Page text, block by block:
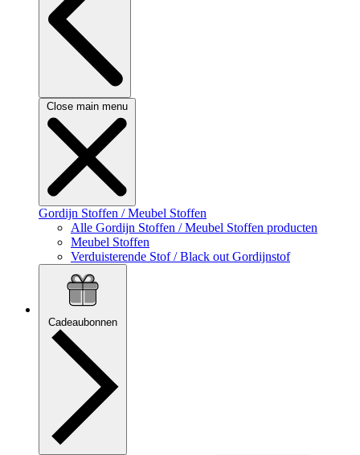
Close main menu
Gordijn Stoffen / Meubel Stoffen
Alle Gordijn Stoffen / Meubel Stoffen producten
Meubel Stoffen
Verduisterende Stof / Black out Gordijnstof
Cadeaubonnen